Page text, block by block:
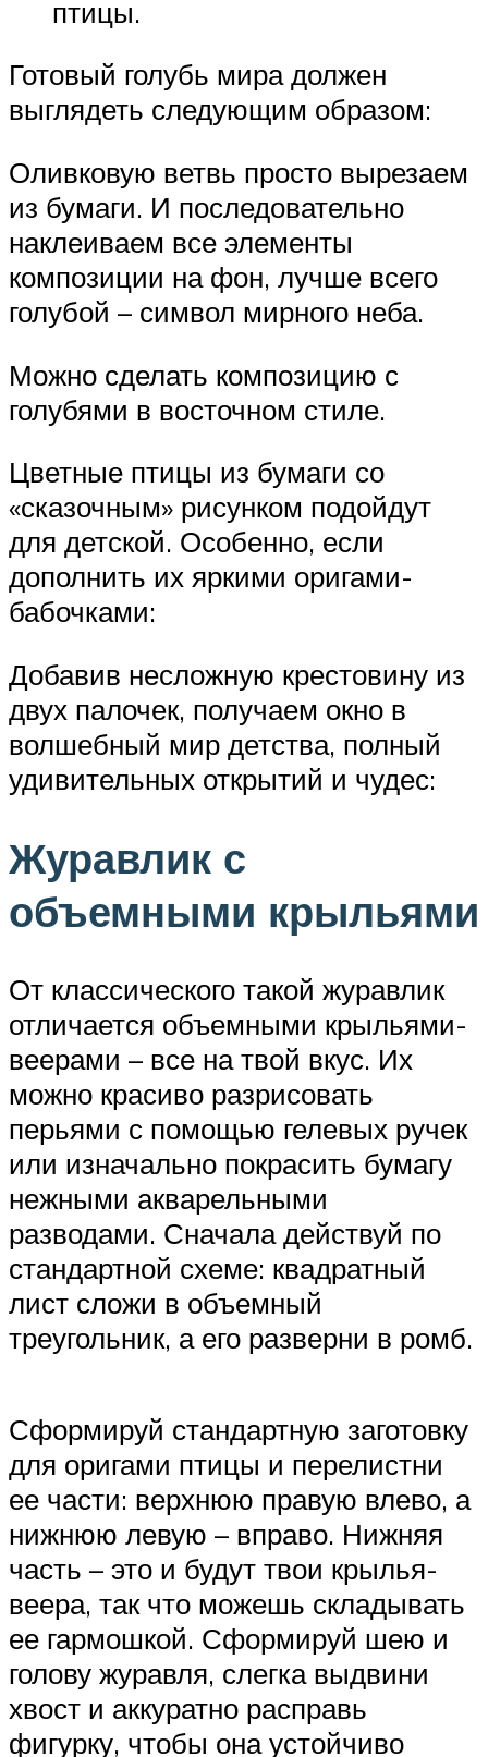
птицы.
Готовый голубь мира должен
выглядеть следующим образом:
Оливковую ветвь просто вырезаем
из бумаги. И последовательно
наклеиваем все элементы
композиции на фон, лучше всего
голубой – символ мирного неба.
Можно сделать композицию с
голубями в восточном стиле.
Цветные птицы из бумаги со
«сказочным» рисунком подойдут
для детской. Особенно, если
дополнить их яркими оригами-
бабочками:
Добавив несложную крестовину из
двух палочек, получаем окно в
волшебный мир детства, полный
удивительных открытий и чудес:
Журавлик с
объемными крыльями
От классического такой журавлик
отличается объемными крыльями-
веерами – все на твой вкус. Их
можно красиво разрисовать
перьями с помощью гелевых ручек
или изначально покрасить бумагу
нежными акварельными
разводами. Сначала действуй по
стандартной схеме: квадратный
лист сложи в объемный
треугольник, а его разверни в ромб.
Сформируй стандартную заготовку
для оригами птицы и перелистни
ее части: верхнюю правую влево, а
нижнюю левую – вправо. Нижняя
часть – это и будут твои крылья-
веера, так что можешь складывать
ее гармошкой. Сформируй шею и
голову журавля, слегка выдвини
хвост и аккуратно расправь
фигурку, чтобы она устойчиво